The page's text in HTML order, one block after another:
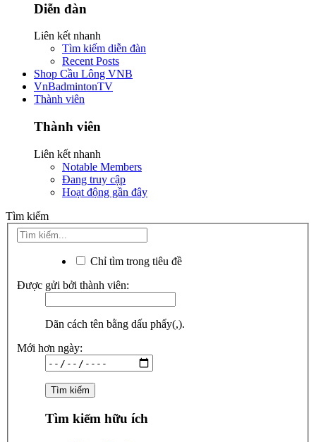
Diễn đàn
Liên kết nhanh
Tìm kiếm diễn đàn
Recent Posts
Shop Cầu Lông VNB
VnBadmintonTV
Thành viên
Thành viên
Liên kết nhanh
Notable Members
Đang truy cập
Hoạt động gần đây
Tìm kiếm
Chỉ tìm trong tiêu đề
Được gửi bởi thành viên:
Dãn cách tên bằng dấu phẩy(,).
Mới hơn ngày:
Tìm kiếm hữu ích